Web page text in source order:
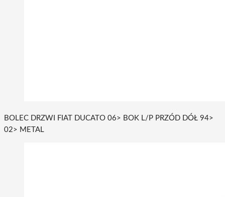
BOLEC DRZWI FIAT DUCATO 06> BOK L/P PRZÓD DÓŁ 94>
02> METAL